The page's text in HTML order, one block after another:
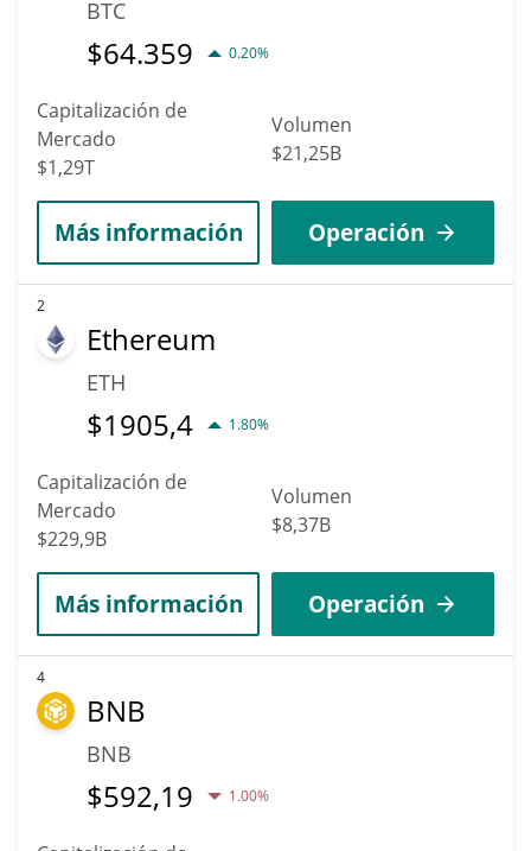
BTC
$64.359 0.20%
Capitalización de
Mercado
$1,29T
Volumen
$21,25B
Más información Operación
2
Ethereum
ETH
$1905,4 1.80%
Capitalización de
Mercado
$229,9B
Volumen
$8,37B
Más información Operación
4
BNB
BNB
$592,19 1.00%